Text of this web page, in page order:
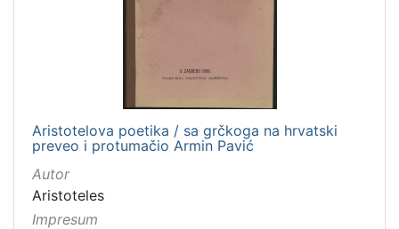
Aristotelova poetika / sa grčkoga na hrvatski
preveo i protumačio Armin Pavić
Autor
Aristoteles
Impresum